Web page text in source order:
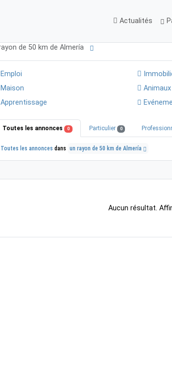
Actualités
de 50 km de Almería
Emploi
Maison Animaux
Apprentissage
Toutes les annonces 0 Particulier 0
Toutes les annonces dans un rayon de 50 km de Almería
Aucun résultat.